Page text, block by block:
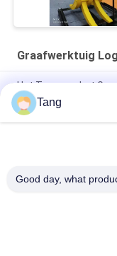
Graafwerktuig
Het Type van het
van SH240 Q690D
1-10 ton
Het gele het
Tang
Good day, what